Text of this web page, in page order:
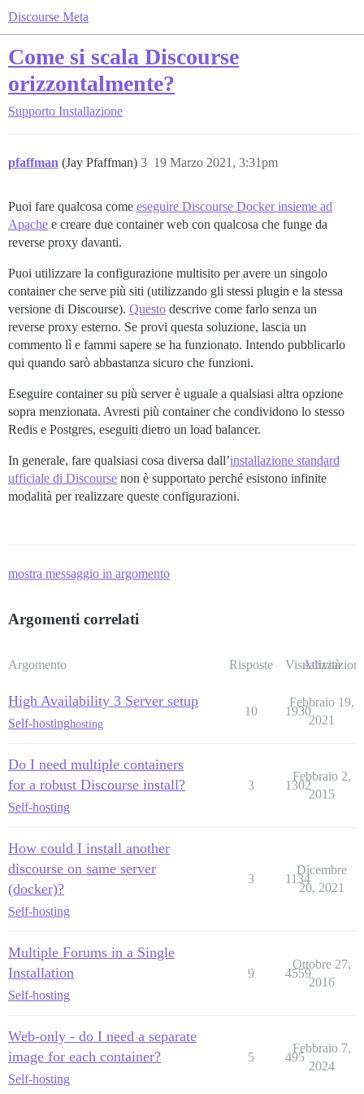
Discourse Meta
Come si scala Discourse
orizzontalmente?
Supporto Installazione
pfaffman (Jay Pfaffman) 19 Marzo 2021, 3:31pm
3
Puoi fare qualcosa come eseguire Discourse Docker insieme ad
Apache e creare due container web con qualcosa che funge da
reverse proxy davanti.
Puoi utilizzare la configurazione multisito per avere un singolo
container che serve più siti (utilizzando gli stessi plugin e la stessa
versione di Discourse). Questo descrive come farlo senza un
reverse proxy esterno. Se provi questa soluzione, lascia un
commento lì e fammi sapere se ha funzionato. Intendo pubblicarlo
qui quando sarò abbastanza sicuro che funzioni.
Eseguire container su più server è uguale a qualsiasi altra opzione
sopra menzionata. Avresti più container che condividono lo stesso
Redis e Postgres, eseguiti dietro un load balancer.
In generale, fare qualsiasi cosa diversa dall’installazione standard
ufficiale di Discourse non è supportato perché esistono infinite
modalità per realizzare queste configurazioni.
mostra messaggio in argomento
Argomenti correlati
Argomento Risposte Visualizzazioni
Attività
High Availability 3 Server setup
Self-hostinghosting
10 1930
Febbraio 19,
2021
Do I need multiple containers
for a robust Discourse install?
Self-hosting
3 1302
Febbraio 2,
2015
How could I install another
discourse on same server
(docker)?
Self-hosting
3 1134
Dicembre
20, 2021
Multiple Forums in a Single
Installation
Self-hosting
9 4559
Ottobre 27,
2016
Web-only - do I need a separate
image for each container?
Self-hosting
5 495
Febbraio 7,
2024